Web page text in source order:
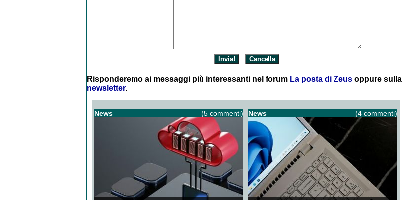
Risponderemo ai messaggi più interessanti nel forum La posta di Zeusoppure sulla
newsletter.
News (5 commenti) News (4 commenti)